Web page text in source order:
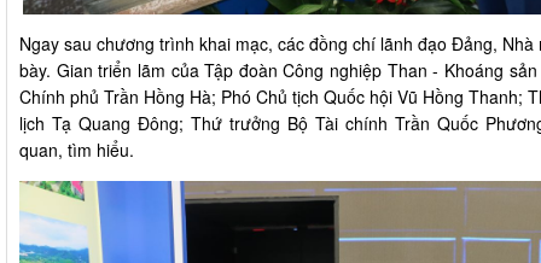
Ngay sau chương trình khai mạc, các đồng chí lãnh đạo Đảng,
bày. Gian triển lãm của Tập đoàn Công nghiệp Than - Khoáng
Chính phủ Trần Hồng Hà; Phó Chủ tịch Quốc hội Vũ Hồng Thanh;
lịch Tạ Quang Đông; Thứ trưởng Bộ Tài chính Trần Quốc
quan, tìm hiểu.